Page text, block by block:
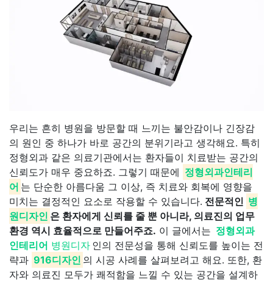
우리는 흔히 병원을 방문할 때 느끼는 불안감이나 긴장감
의 원인 중 하나가 바로 공간의 분위기라고 생각해요. 특히
정형외과 같은 의료기관에서는 환자들이 치료받는 공간의
신뢰도가 매우 중요하죠. 그렇기 때문에 정형외과인테리
어 는 단순한 아름다움 그 이상, 즉 치료와 회복에 영향을
미치는 결정적인 요소로 작용할 수 있습니다. 전문적인 병
원디자인 은 환자에게 신뢰를 줄 뿐 아니라, 의료진의 업무
환경 역시 효율적으로 만들어주죠. 이 글에서는 정형외과
인테리어 병원디자 인의 전문성을 통해 신뢰도를 높이는 전
략과 916디자인 의 시공 사례를 살펴보려고 해요. 또한, 환
자와 의료진 모두가 쾌적함을 느낄 수 있는 공간을 설계하